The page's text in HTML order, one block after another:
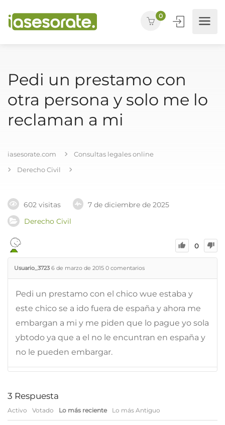
0
Pedi un prestamo con
otra persona y solo me lo
reclaman a mi
iasesorate.com
Consultas legales online
Derecho Civil
602 visitas
7 de diciembre de 2025
Derecho Civil
0
Usuario_3723 6 de marzo de 2015 0 comentarios
Pedi un prestamo con el chico wue estaba y
este chico se a ido fuera de españa y ahora me
embargan a mi y me piden que lo pague yo sola
ybtodo ya que a el no le encuntran en españa y
no le pueden embargar.
3 Respuesta
Activo Votado Lo más reciente Lo más Antiguo